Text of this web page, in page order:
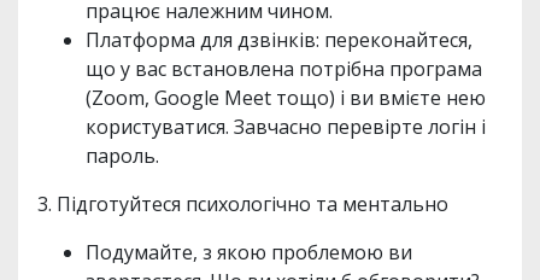
працює належним чином.
Платформа для дзвінків: переконайтеся,
що у вас встановлена потрібна програма
(Zoom, Google Meet тощо) і ви вмієте нею
користуватися. Завчасно перевірте логін і
пароль.
3. Підготуйтеся психологічно та ментально
Подумайте, з якою проблемою ви